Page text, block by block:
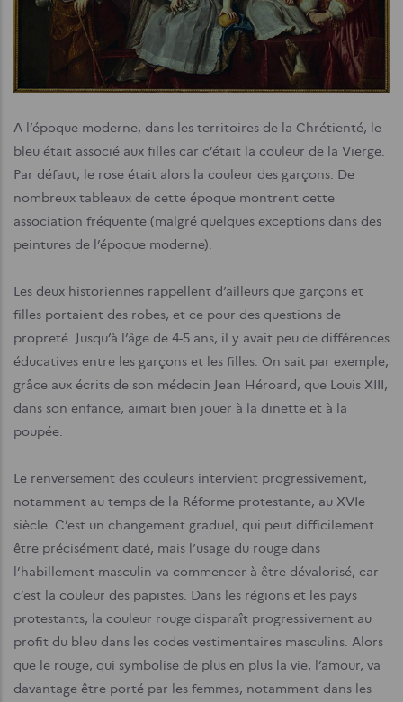
A l’époque moderne, dans les territoires de la Chrétienté, le
bleu était associé aux filles car c’était la couleur de la Vierge.
Par défaut, le rose était alors la couleur des garçons. De
nombreux tableaux de cette époque montrent cette
association fréquente (malgré quelques exceptions dans des
peintures de l’époque moderne).
Les deux historiennes rappellent d’ailleurs que garçons et
filles portaient des robes, et ce pour des questions de
propreté. Jusqu’à l’âge de 4-5 ans, il y avait peu de différences
éducatives entre les garçons et les filles. On sait par exemple,
grâce aux écrits de son médecin Jean Héroard, que Louis XIII,
dans son enfance, aimait bien jouer à la dinette et à la
poupée.
Le renversement des couleurs intervient progressivement,
notamment au temps de la Réforme protestante, au XVIe
siècle. C’est un changement graduel, qui peut difficilement
être précisément daté, mais l’usage du rouge dans
l’habillement masculin va commencer à être dévalorisé, car
c’est la couleur des papistes. Dans les régions et les pays
protestants, la couleur rouge disparaît progressivement au
profit du bleu dans les codes vestimentaires masculins. Alors
que le rouge, qui symbolise de plus en plus la vie, l’amour, va
davantage être porté par les femmes, notamment dans les